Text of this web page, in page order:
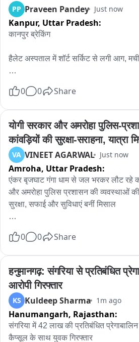
PP Praveen Pandey Just now
Kanpur, Uttar Pradesh:
कानपुर ब्रेकिंग
हैलेट अस्पताल में शॉर्ट सर्किट से लगी आग,
गैलरी में भड़की चिंगारी।
आग फैलने से रोकने के लिए सुरक्षा के लिहाज से
बिजली काटी गई।
15-20 मिनट गुल रही वार्ड की
मरम्मत का काम संभाला।
महज 20 मिनट के भीतर बिजली आपूर्ति पूरी
गया काबू।
0 0 Share
योगी सरकार और अमरोहा पुलिस-
कांवड़ियों की सुरक्षा-सराहना, यात्रा
VA VINEET AGARWAL Just now
Amroha, Uttar Pradesh:
एंकर बृजघाट गंगा धाम से जल भरकर लौट रहे
और अमरोहा पुलिस प्रशासन की व्यवस्थाओं
सुरक्षा, सफाई और सुविधाएं बनीं मिसाल
हो रहे कांवड़ियों ने उत्तर प्रदेश की योगी
कि पूरी यात्रा के दौरान सुरक्षा, साफ-सफाई,
व्यवस्था के बेहतरीन इंतजाम किए गए हैं,
सुरक्षित हो गई है। कांवड़ियों ने विशेष रूप से
लखन सिंह यादव की पहल की प्रशंसा करते हुए
सुरक्षा के लिए निशुल्क हेलमेट वितरण सराहनीय
जगह-जगह तैनात पुलिसकर्मी कांवड़ियों को
पालन करने के लिए जागरूक कर रहे हैं और पूरी
0 0 Share
हनुमानगढ़: संगरिया से प्रतिबंधित
आरोपी गिरफ्तार
KS Kuldeep Sharma 1m ago
Hanumangarh, Rajasthan:
संगरिया में 42 लाख की प्रतिबंधित
कैप्सूल के साथ युवक गिरफ्तार